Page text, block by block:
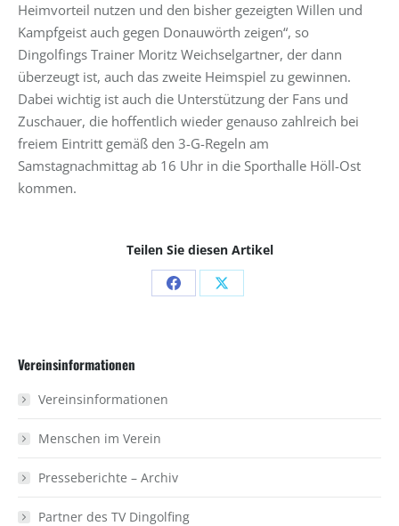
Heimvorteil nutzen und den bisher gezeigten Willen und
Kampfgeist auch gegen Donauwörth zeigen“, so
Dingolfings Trainer Moritz Weichselgartner, der dann
überzeugt ist, auch das zweite Heimspiel zu gewinnen.
Dabei wichtig ist auch die Unterstützung der Fans und
Zuschauer, die hoffentlich wieder genauso zahlreich bei
freiem Eintritt gemäß den 3-G-Regeln am
Samstagnachmittag ab 16 Uhr in die Sporthalle Höll-Ost
kommen.
Teilen Sie diesen Artikel
Share Share
Vereinsinformationen
Vereinsinformationen
Menschen im Verein
Presseberichte – Archiv
Partner des TV Dingolfing